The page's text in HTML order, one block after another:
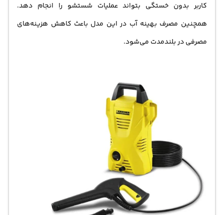
کاربر بدون خستگی بتواند عملیات شستشو را انجام دهد.
همچنین مصرف بهینه آب در این مدل باعث کاهش هزینه‌های
مصرفی در بلندمدت می‌شود.